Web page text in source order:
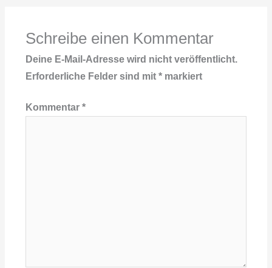
Schreibe einen Kommentar
Deine E-Mail-Adresse wird nicht veröffentlicht.
Erforderliche Felder sind mit *markiert
Kommentar *